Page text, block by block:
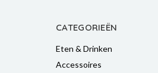
CATEGORIEËN
Eten & Drinken
Accessoires